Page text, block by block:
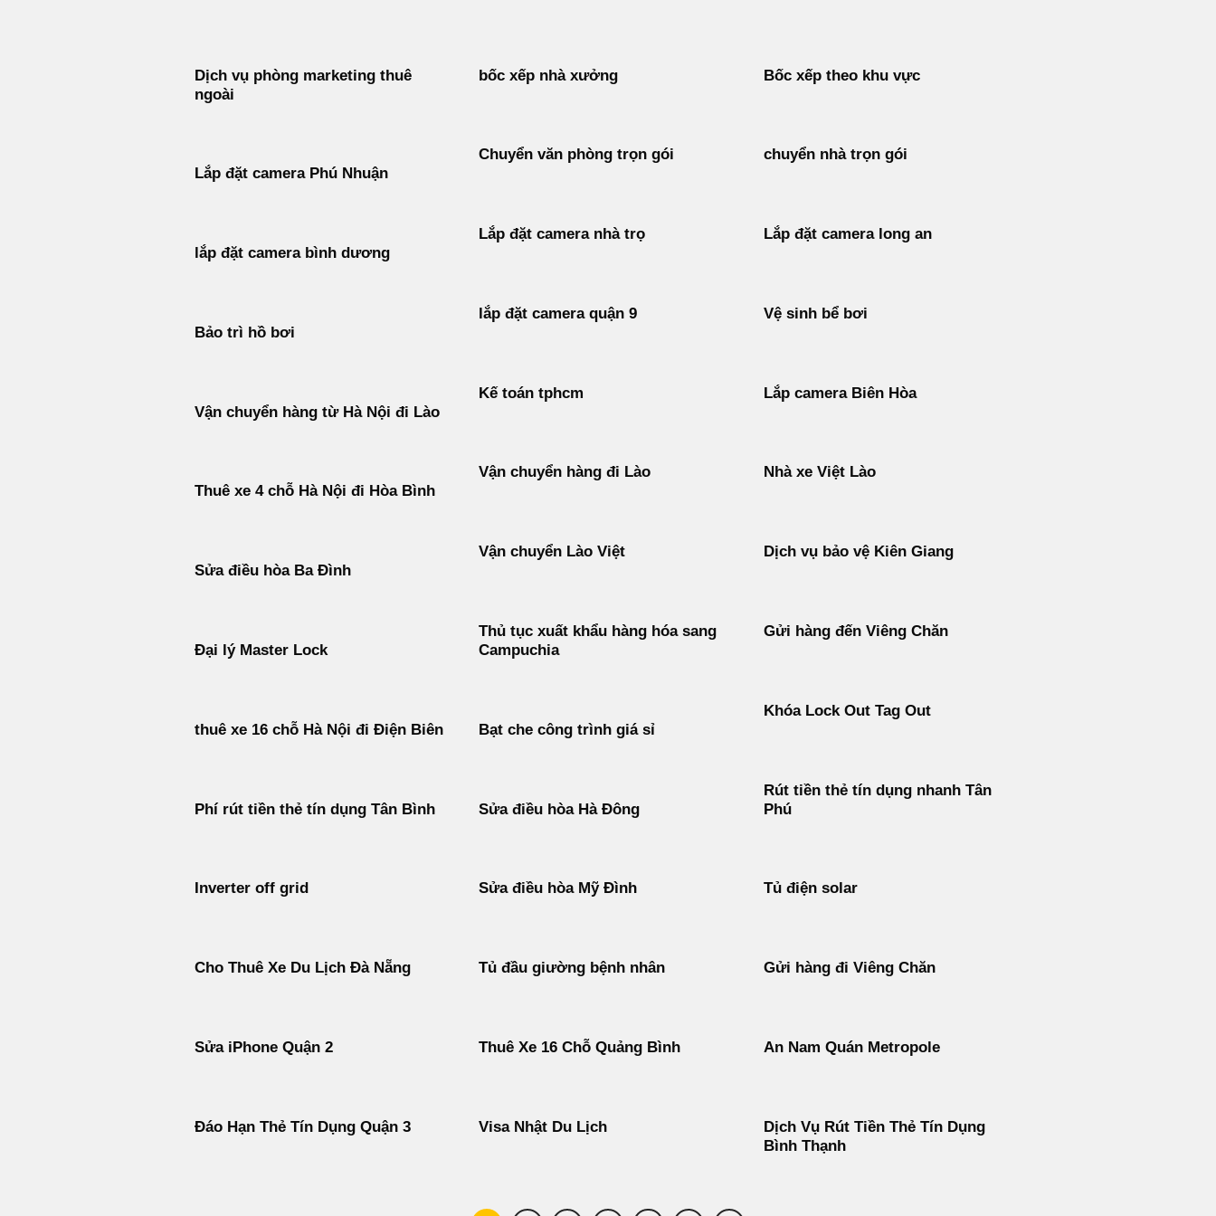
Dịch vụ phòng marketing thuê
ngoài
bốc xếp nhà xưởng Bốc xếp theo khu vực
Chuyển văn phòng trọn gói
chuyển nhà trọn gói
Lắp đặt camera Phú Nhuận
Lắp đặt camera nhà trọ
Lắp đặt camera long an
lắp đặt camera bình dương
lắp đặt camera quận 9
Vệ sinh bể bơi
Bảo trì hồ bơi
Kế toán tphcm
Lắp camera Biên Hòa
Vận chuyển hàng từ Hà Nội đi Lào
Vận chuyển hàng đi Lào
Nhà xe Việt Lào
Thuê xe 4 chỗ Hà Nội đi Hòa Bình
Vận chuyển Lào Việt
Dịch vụ bảo vệ Kiên Giang
Sửa điều hòa Ba Đình
Thủ tục xuất khẩu hàng hóa sang
Campuchia
Gửi hàng đến Viêng Chăn
Đại lý Master Lock
Khóa Lock Out Tag Out
Bạt che công trình giá sỉ
thuê xe 16 chỗ Hà Nội đi Điện Biên
Rút tiền thẻ tín dụng nhanh Tân
Phú
Sửa điều hòa Hà Đông
Phí rút tiền thẻ tín dụng Tân Bình
Sửa điều hòa Mỹ Đình Tủ điện solar
Inverter off grid
Tủ đầu giường bệnh nhân Gửi hàng đi Viêng Chăn
Cho Thuê Xe Du Lịch Đà Nẵng
Thuê Xe 16 Chỗ Quảng Bình An Nam Quán Metropole
Sửa iPhone Quận 2
Visa Nhật Du Lịch
Dịch Vụ Rút Tiền Thẻ Tín Dụng
Bình Thạnh
Đáo Hạn Thẻ Tín Dụng Quận 3